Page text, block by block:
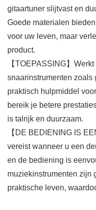
gitaartuner slijtvast en
Goede materialen
voor uw leven, maar
product.
【TOEPASSING】
snaarinstrumenten zoals
praktisch hulpmiddel
bereik je betere
is talrijk en duurzaam.
【DE BEDIENING IS
vereist wanneer u een
en de bediening is
muziekinstrumenten zijn
praktische leven,